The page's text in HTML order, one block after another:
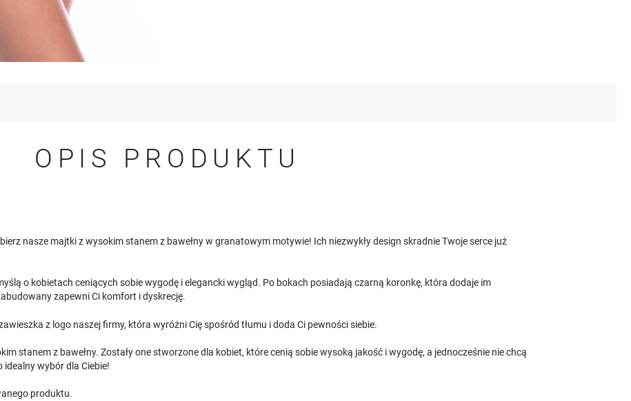
OPIS PRODUKTU
nasze majtki z wysokim stanem z bawełny w granatowym motywie! Ich niezwykły design skradnie Twoje serce już
o kobietach ceniących sobie wygodę i elegancki wygląd. Po bokach posiadają czarną koronkę, która dodaje im
zapewni Ci komfort i dyskrecję.
z logo naszej firmy, która wyróżni Cię spośród tłumu i doda Ci pewności siebie.
stanem z bawełny. Zostały one stworzone dla kobiet, które cenią sobie wysoką jakość i wygodę, a jednocześnie nie chcą
wybór dla Ciebie!
produktu.